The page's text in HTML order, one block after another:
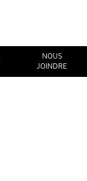
NOUS
JOINDRE